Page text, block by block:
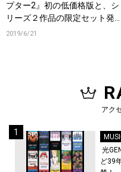
プター2』初の低価格版と、シ
リーズ２作品の限定セット発売
決定!
2019/6/21
アク
光
ど39